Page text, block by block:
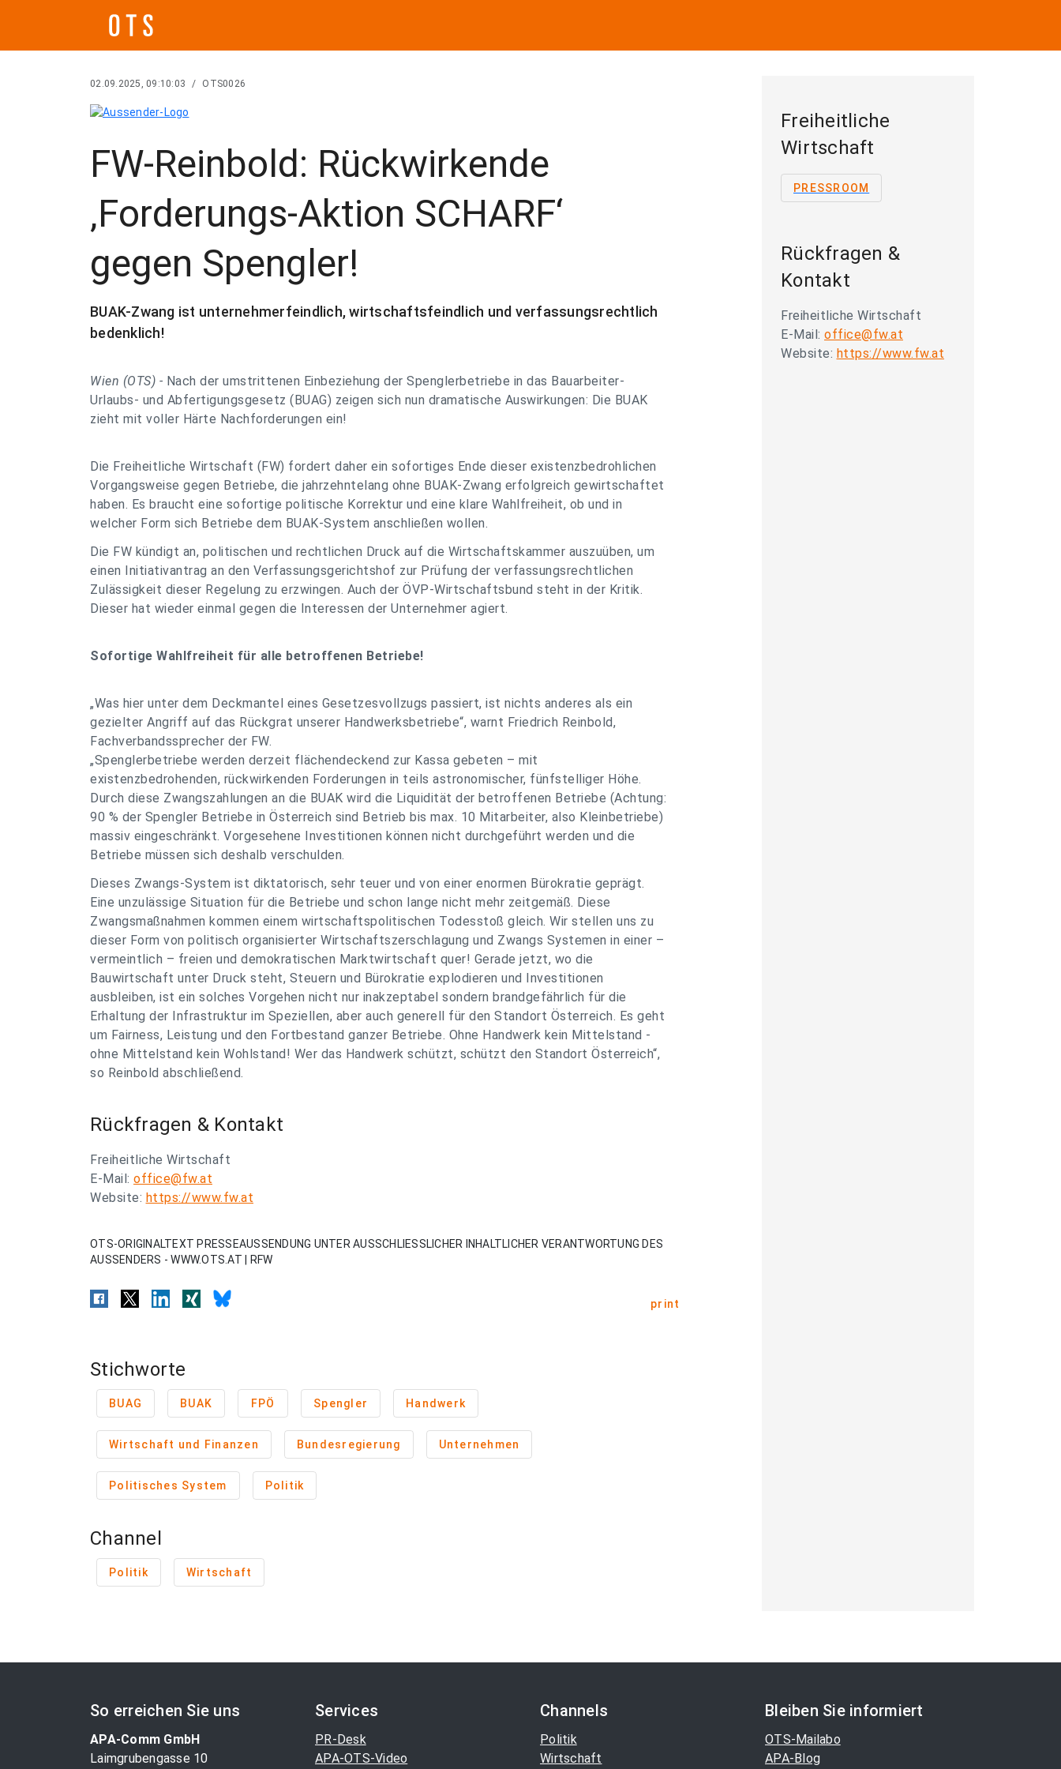
02.09.2025, 09:10:03 / OTS0026
FW-Reinbold: Rückwirkende
‚Forderungs-Aktion SCHARF‘
gegen Spengler!
BUAK-Zwang ist unternehmerfeindlich, wirtschaftsfeindlich und verfassungsrechtlich
bedenklich!
Wien (OTS) - Nach der umstrittenen Einbeziehung der Spenglerbetriebe in das Bauarbeiter-
Urlaubs- und Abfertigungsgesetz (BUAG) zeigen sich nun dramatische Auswirkungen: Die BUAK
zieht mit voller Härte Nachforderungen ein!
Die Freiheitliche Wirtschaft (FW) fordert daher ein sofortiges Ende dieser existenzbedrohlichen
Vorgangsweise gegen Betriebe, die jahrzehntelang ohne BUAK-Zwang erfolgreich gewirtschaftet
haben. Es braucht eine sofortige politische Korrektur und eine klare Wahlfreiheit, ob und in
welcher Form sich Betriebe dem BUAK-System anschließen wollen.
Die FW kündigt an, politischen und rechtlichen Druck auf die Wirtschaftskammer auszuüben, um
einen Initiativantrag an den Verfassungsgerichtshof zur Prüfung der verfassungsrechtlichen
Zulässigkeit dieser Regelung zu erzwingen. Auch der ÖVP-Wirtschaftsbund steht in der Kritik.
Dieser hat wieder einmal gegen die Interessen der Unternehmer agiert.
Sofortige Wahlfreiheit für alle betroffenen Betriebe!
„Was hier unter dem Deckmantel eines Gesetzesvollzugs passiert, ist nichts anderes als ein
gezielter Angriff auf das Rückgrat unserer Handwerksbetriebe“, warnt Friedrich Reinbold,
Fachverbandssprecher der FW.
„Spenglerbetriebe werden derzeit flächendeckend zur Kassa gebeten – mit
existenzbedrohenden, rückwirkenden Forderungen in teils astronomischer, fünfstelliger Höhe.
Durch diese Zwangszahlungen an die BUAK wird die Liquidität der betroffenen Betriebe (Achtung:
90 % der Spengler Betriebe in Österreich sind Betrieb bis max. 10 Mitarbeiter, also Kleinbetriebe)
massiv eingeschränkt. Vorgesehene Investitionen können nicht durchgeführt werden und die
Betriebe müssen sich deshalb verschulden.
Dieses Zwangs-System ist diktatorisch, sehr teuer und von einer enormen Bürokratie geprägt.
Eine unzulässige Situation für die Betriebe und schon lange nicht mehr zeitgemäß. Diese
Zwangsmaßnahmen kommen einem wirtschaftspolitischen Todesstoß gleich. Wir stellen uns zu
dieser Form von politisch organisierter Wirtschaftszerschlagung und Zwangs Systemen in einer –
vermeintlich – freien und demokratischen Marktwirtschaft quer! Gerade jetzt, wo die
Bauwirtschaft unter Druck steht, Steuern und Bürokratie explodieren und Investitionen
ausbleiben, ist ein solches Vorgehen nicht nur inakzeptabel sondern brandgefährlich für die
Erhaltung der Infrastruktur im Speziellen, aber auch generell für den Standort Österreich. Es geht
um Fairness, Leistung und den Fortbestand ganzer Betriebe. Ohne Handwerk kein Mittelstand -
ohne Mittelstand kein Wohlstand! Wer das Handwerk schützt, schützt den Standort Österreich“,
so Reinbold abschließend.
Rückfragen & Kontakt
Freiheitliche Wirtschaft
E-Mail: office@fw.at
Website: https://www.fw.at
OTS-ORIGINALTEXT PRESSEAUSSENDUNG UNTER AUSSCHLIESSLICHER INHALTLICHER VERANTWORTUNG DES
AUSSENDERS - WWW.OTS.AT | RFW
print
Stichworte
BUAG BUAK FPÖ Spengler Handwerk
Wirtschaft und Finanzen Bundesregierung Unternehmen
Politisches System Politik
Channel
Politik Wirtschaft
Freiheitliche
Wirtschaft
PRESSROOM
Rückfragen &
Kontakt
Freiheitliche Wirtschaft
E-Mail: office@fw.at
Website: https://www.fw.at
So erreichen Sie uns
APA-Comm GmbH
Laimgrubengasse 10
Services
PR-Desk
APA-OTS-Video
Channels
Politik
Wirtschaft
Bleiben Sie informiert
OTS-Mailabo
APA-Blog